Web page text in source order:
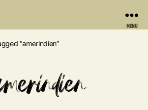
MENU
“amerindien”